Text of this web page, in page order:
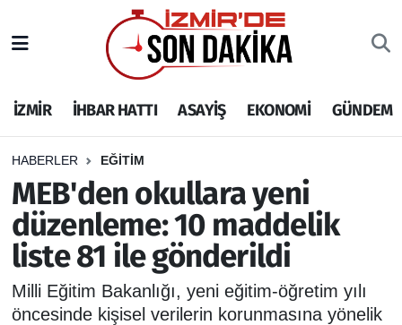
İZMİR İHBAR HATTI ASAYİŞ EKONOMİ GÜNDEM
HABERLER EĞİTİM
MEB'den okullara yeni
düzenleme: 10 maddelik
liste 81 ile gönderildi
Milli Eğitim Bakanlığı, yeni eğitim-öğretim yılı
öncesinde kişisel verilerin korunmasına yönelik
İHBAR HATTI
DEPREM
GENEL
EKONOMİ
SİYASET
İzmir Nöbetçi Eczaneler
İzmir Hava Durumu
İzmir Namaz Vakitleri
İzmir Trafik Yoğunluk Haritası
Puan Durumu ve Fikstür
Tüm Manşetler